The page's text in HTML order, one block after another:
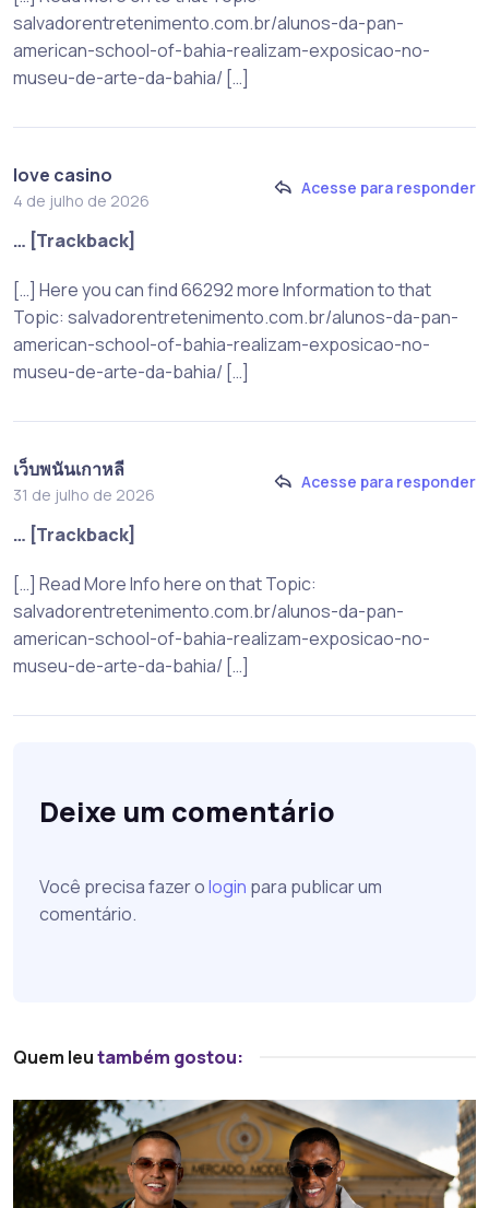
salvadorentretenimento.com.br/alunos-da-pan-
american-school-of-bahia-realizam-exposicao-no-
museu-de-arte-da-bahia/ […]
love casino
4 de julho de 2026
Acesse para responder
… [Trackback]
[…] Here you can find 66292 more Information to that
Topic: salvadorentretenimento.com.br/alunos-da-pan-
american-school-of-bahia-realizam-exposicao-no-
museu-de-arte-da-bahia/ […]
เว็บพนันเกาหลี
31 de julho de 2026
Acesse para responder
… [Trackback]
[…] Read More Info here on that Topic:
salvadorentretenimento.com.br/alunos-da-pan-
american-school-of-bahia-realizam-exposicao-no-
museu-de-arte-da-bahia/ […]
Deixe um comentário
Você precisa fazer ologin para publicar um
comentário.
Quem leutambém gostou: